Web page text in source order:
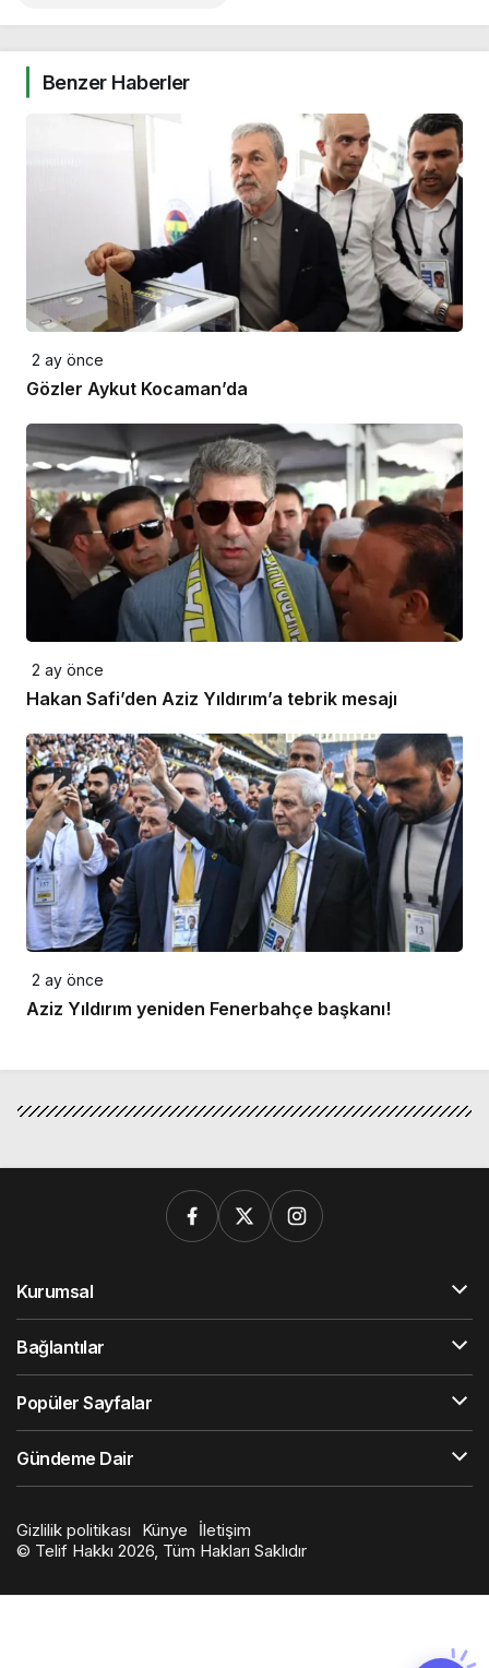
Benzer Haberler
2 ay önce
Gözler Aykut Kocaman’da
2 ay önce
Hakan Safi’den Aziz Yıldırım’a tebrik mesajı
2 ay önce
Aziz Yıldırım yeniden Fenerbahçe başkanı!
Kurumsal
Bağlantılar
Popüler Sayfalar
Gündeme Dair
Gizlilik politikası Künye
İletişim
© Telif Hakkı 2026, Tüm Hakları Saklıdır